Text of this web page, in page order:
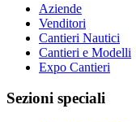
Aziende
Venditori
Cantieri Nautici
Cantieri e Modelli
Expo Cantieri
Sezioni speciali